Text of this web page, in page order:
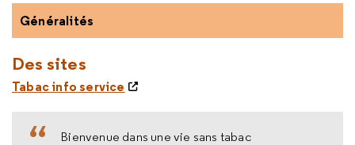
Généralités
Des sites
Tabac info service
Bienvenue dans une vie sans tabac